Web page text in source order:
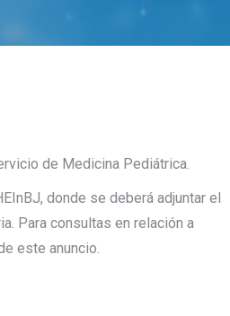
de Medicina Pediátrica.
donde se deberá adjuntar el
Para consultas en relación a
este anuncio.